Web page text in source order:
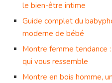
le bien-être intime
Guide complet du
moderne de bébé
Montre femme tendance
qui vous ressemble
Montre en bois homme,